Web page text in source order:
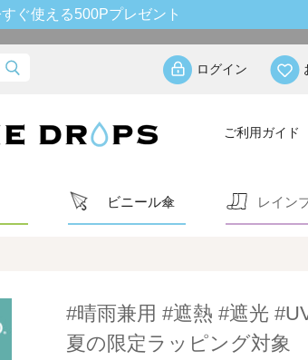
ぐ使える500Pプレゼント
ログイン
ご利用ガイド
ビニール傘 レイン
#晴雨兼用 #遮熱 #遮光
夏の限定ラッピング対象